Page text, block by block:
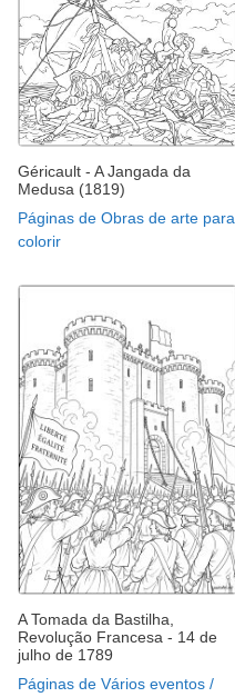
Géricault - A Jangada da
Medusa (1819)
Páginas de Obras de arte para
colorir
A Tomada da Bastilha,
Revolução Francesa - 14 de
julho de 1789
Páginas de Vários eventos /